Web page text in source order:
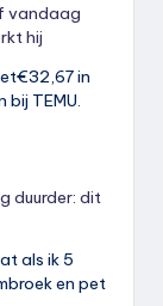
vandaag
hij
in
TEMU.
duurder: dit
als ik 5
en pet